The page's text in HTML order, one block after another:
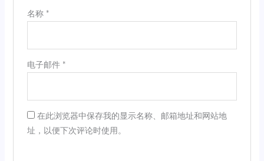
名称 *
电子邮件 *
在此浏览器中保存我的显示名称、邮箱地址和网站地
址，以便下次评论时使用。